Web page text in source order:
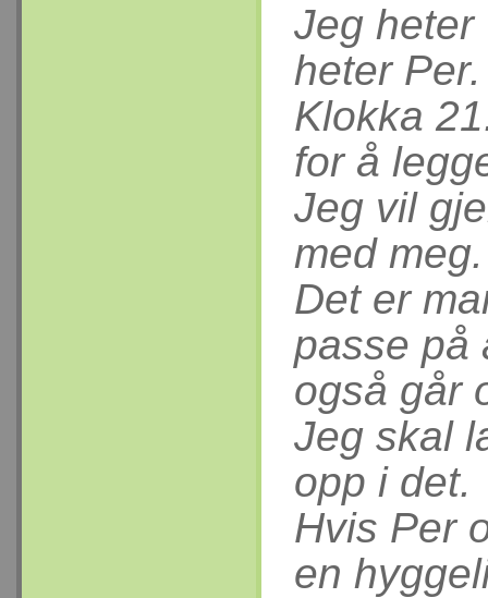
Jeg heter
heter Per.
Klokka
for å
Jeg vil
med meg.
Det er
passe på
også går
Jeg skal
opp i det.
Hvis Per
en